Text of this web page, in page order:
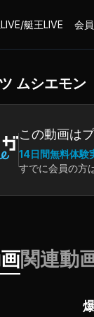
艇王LIVE 会
ムシエモン
この動画は
14日間無料体験
すでに会員の方
関連動